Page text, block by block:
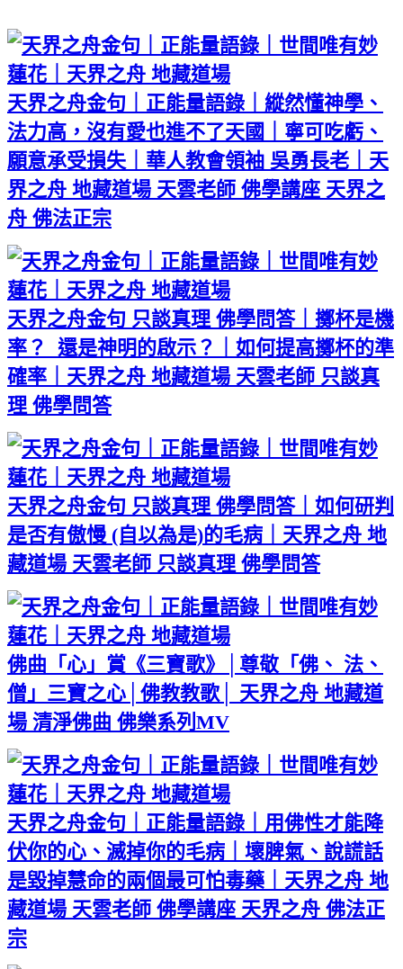
天界之舟金句｜正能量語錄｜縱然懂神學、
法力高，沒有愛也進不了天國｜寧可吃虧、
願意承受損失｜華人教會領袖 吳勇長老｜天
界之舟 地藏道場 天雲老師 佛學講座 天界之
舟 佛法正宗
天界之舟金句 只談真理 佛學問答｜擲杯是機
率？ 還是神明的啟示？｜如何提高擲杯的準
確率｜天界之舟 地藏道場 天雲老師 只談真
理 佛學問答
天界之舟金句 只談真理 佛學問答｜如何研判
是否有傲慢 (自以為是)的毛病｜天界之舟 地
藏道場 天雲老師 只談真理 佛學問答
佛曲「心」賞《三寶歌》│尊敬「佛、 法、
僧」三寶之心│佛教教歌│ 天界之舟 地藏道
場 清淨佛曲 佛樂系列MV
天界之舟金句｜正能量語錄｜用佛性才能降
伏你的心、滅掉你的毛病｜壞脾氣、說謊話
是毀掉慧命的兩個最可怕毒藥｜天界之舟 地
藏道場 天雲老師 佛學講座 天界之舟 佛法正
宗